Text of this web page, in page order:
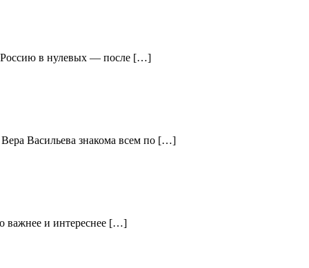
Россию в нулевых — после […]
Васильева знакома всем по […]
важнее и интереснее […]